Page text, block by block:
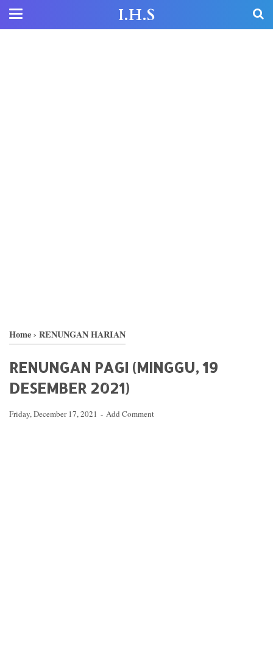
I.H.S
Home› RENUNGAN HARIAN
RENUNGAN PAGI (MINGGU, 19
DESEMBER 2021)
Friday, December 17, 2021 Add Comment